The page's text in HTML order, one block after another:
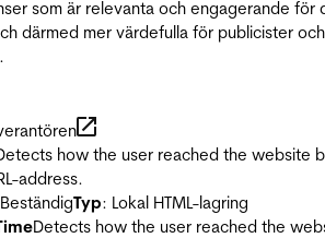
som är relevanta och engagerande för
därmed mer värdefulla för publicister och
how the user reached the website
address.
Typ: Lokal HTML-lagring
Detects how the user reached the